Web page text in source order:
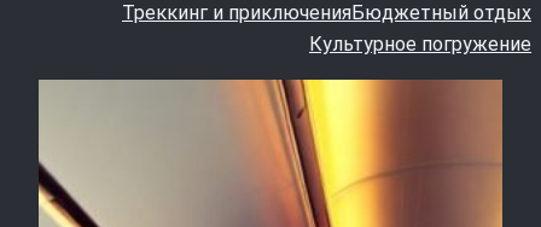
Треккинг и приключенияБюджетный отдых
Культурное погружение